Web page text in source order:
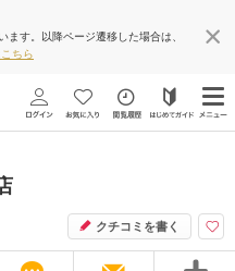
す。以降ページ遷移した場合は、
ちら
クチコミを書く